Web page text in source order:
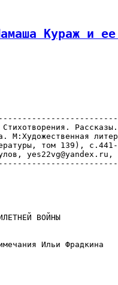
Кураж и
М:Художественная
том 139),
yes22vg@yandex.ru,
ВОЙНЫ
Ильи Фрадкина